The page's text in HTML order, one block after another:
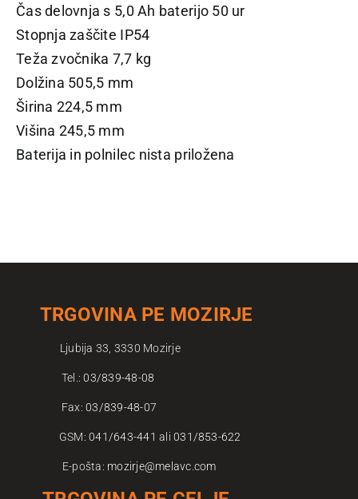
Čas delovnja s 5,0 Ah baterijo 50 ur
Stopnja zaščite IP54
Teža zvočnika 7,7 kg
Dolžina 505,5 mm
Širina 224,5 mm
Višina 245,5 mm
Baterija in polnilec nista priložena
TRGOVINA PE MOZIRJE
Ljubija 33, 3330 Mozirje
Tel.:03/839-48-08
Fax:03/839-48-07
GSM:041/643-441 ali031/853-622
E-pošta: mozirje@melavc.com